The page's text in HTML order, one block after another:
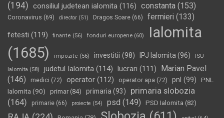
(194) consiliul judetean ialomita (116) constanta (153)
Coronavirus (69) director (51) Dragos Soare (66) fermieri (133)
fetesti (119) finante (56) fonduri europene (60)
Ialomita
(1685)
impozite (56) investitii (98) IPJ Ialomita (96) ISU
Ialomita (58) judetul Ialomita (114) lucrari (111)
Marian Pavel
(146)
medici (72) operator (112) operator apa (72) pnl (99)
PNL
Ialomita (90) primar(84) primaria (93)
primaria slobozia
(164)
primarie (66) proiecte (54) psd (149) PSD Ialomita (82)